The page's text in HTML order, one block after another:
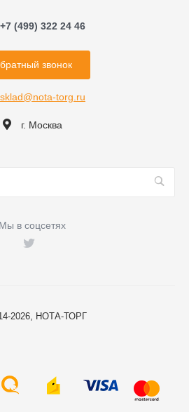
+7 (499) 322 24 46
звонок
sklad@nota-torg.ru
г. Москва
Мы в соцсетях
2026, НОТА-ТОРГ